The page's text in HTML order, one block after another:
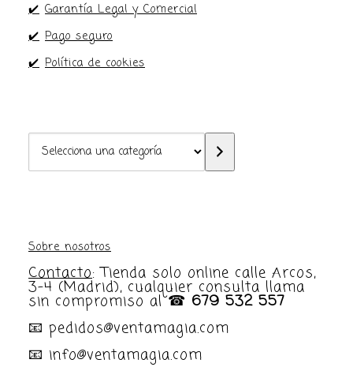
✔️ Garantía Legal y Comercial
✔️ Pago seguro
✔️ Política de cookies
Selecciona
una
Sobre nosotros
Contacto: Tienda solo online calle Arcos,
3-4 (Madrid), cualquier consulta llama
sin compromiso al ☎ 679 532 557
📧 pedidos@ventamagia.com
📧 info@ventamagia.com